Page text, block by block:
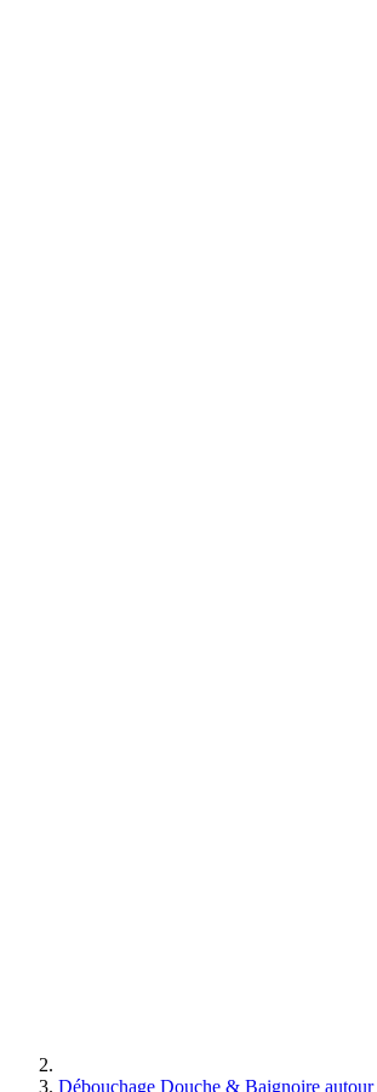
Débouchage Douche & Baignoire autour